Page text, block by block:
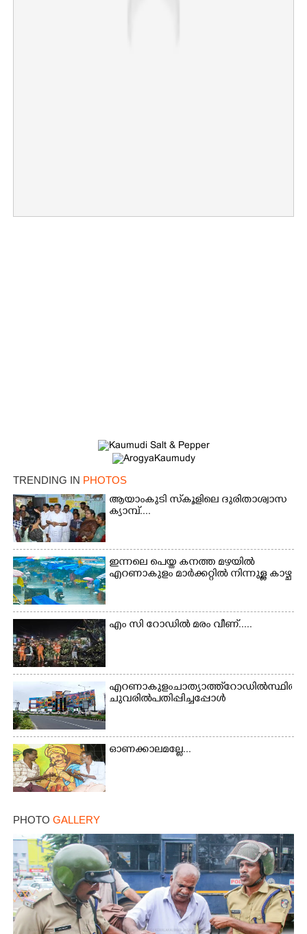
TRENDING IN PHOTOS
ആയാംകുടി സ്‌കൂളിലെ ദുരിതാശ്വാസ
ക്യാമ്പ്....
ഇന്നലെ പെയ്ത കനത്ത മഴയിൽ
എറണാകുളം മാർക്കറ്റിൽ നിന്നുള്ള കാഴ്ച
എം സി റോഡിൽ മരം വീണ്.....
എറണാകുളം ചാത്യാത്ത് റോഡിൽ സ്ഥിതി
ചുവരിൽ പതിപ്പിച്ചപ്പോൾ
ഓണക്കാലമല്ലേ...
PHOTO GALLERY